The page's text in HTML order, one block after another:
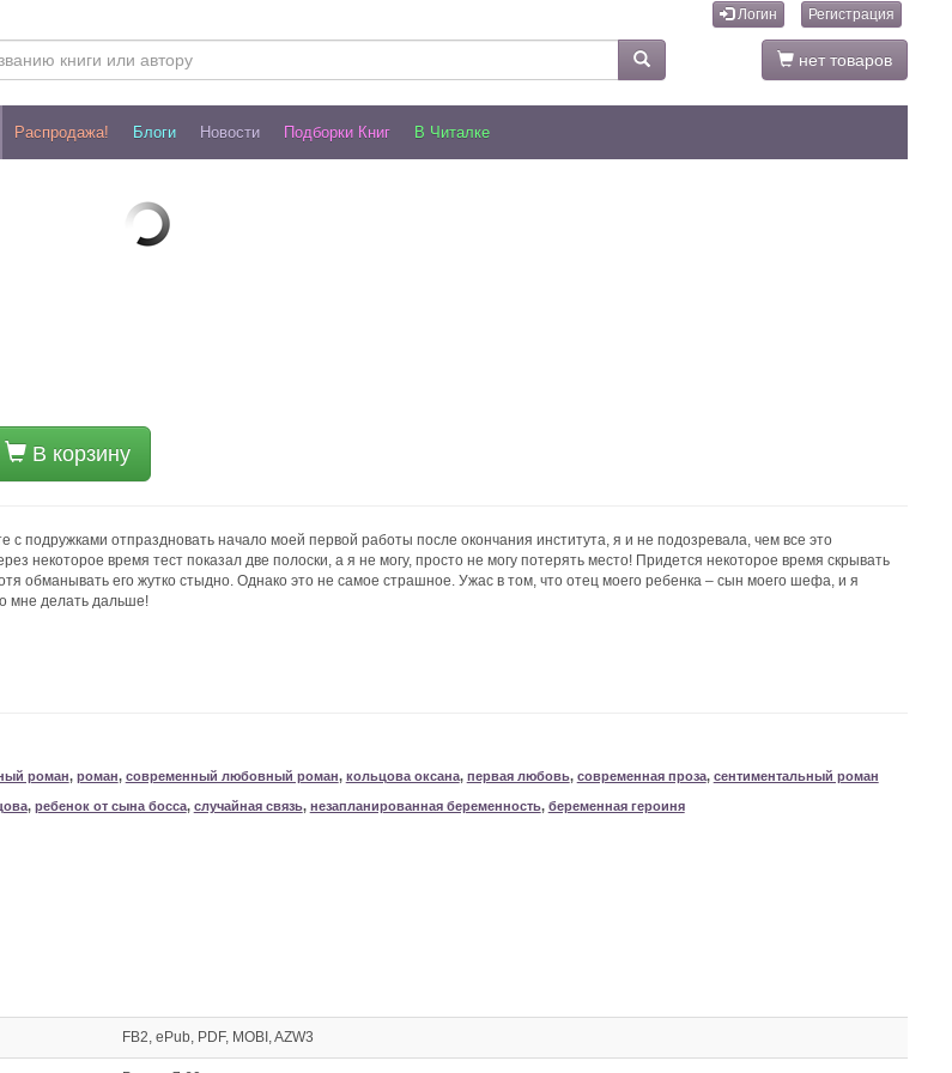
Логин Регистрация
нет товаров
Распродажа! Блоги Новости Подборки Книг В Читалке
В корзину
с подружками отпраздновать начало моей первой работы после окончания института, я и не подозревала, чем все это
некоторое время тест показал две полоски, а я не могу, просто не могу потерять место! Придется некоторое время скрывать
обманывать его жутко стыдно. Однако это не самое страшное. Ужас в том, что отец моего ребенка – сын моего шефа, и я
мне делать дальше!
роман, роман, современный любовный роман, кольцова оксана, первая любовь, современная проза, сентиментальный роман
, ребенок от сына босса, случайная связь, незапланированная беременность, беременная героиня
FB2, ePub, PDF, MOBI, AZW3